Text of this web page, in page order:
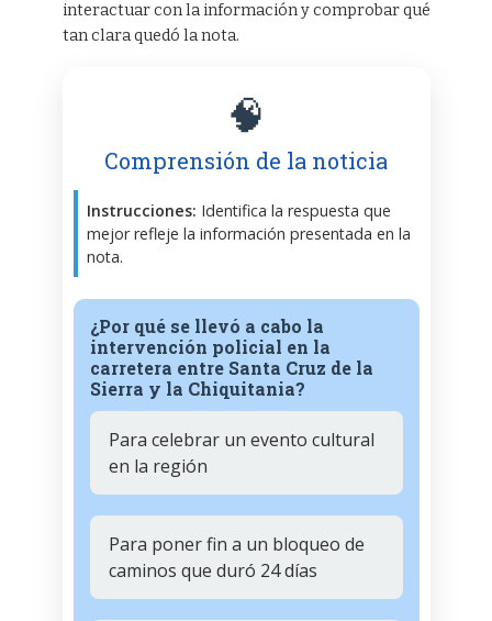
interactuar con la información y comprobar qué
tan clara quedó la nota.
🧠
Comprensión de la noticia
Instrucciones: Identifica la respuesta que
mejor refleje la información presentada en la
nota.
¿Por qué se llevó a cabo la
intervención policial en la
carretera entre Santa Cruz de la
Sierra y la Chiquitania?
Para celebrar un evento cultural
en la región
Para poner fin a un bloqueo de
caminos que duró 24 días